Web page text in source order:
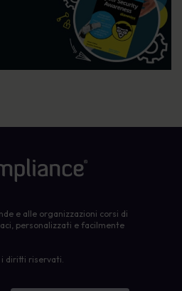
e alle organizzazioni corsi di
personalizzati e facilmente
diritti riservati.